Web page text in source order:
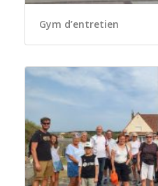
Gym d’entretien